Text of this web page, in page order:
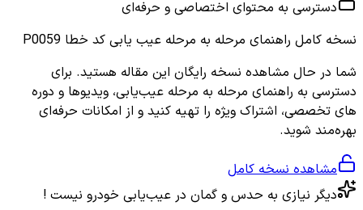
دسترسی به محتوای اختصاصی و حرفه‌ای
نسخه کامل راهنمای مرحله به مرحله عیب یابی کد خطا P0059
شما در حال مشاهده نسخه رایگان این مقاله هستید. برای
دسترسی به راهنمای مرحله به مرحله عیب‌یابی، ویدیوها و دوره
های تخصصی، اشتراک ویژه را تهیه کنید و از امکانات حرفه‌ای
بهره‌مند شوید.
مشاهده نسخه کامل
دیگر نیازی به حدس و گمان در عیب‌یابی خودرو نیست !